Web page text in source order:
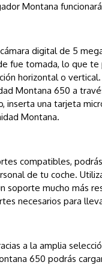
Montana
digital de 5
fue tomada, lo que
horizontal o
Montana 650 a
inserta una tarjeta
Montana.
compatibles,
de tu coche.
soporte mucho más
necesarios para
a la amplia
650 podrás